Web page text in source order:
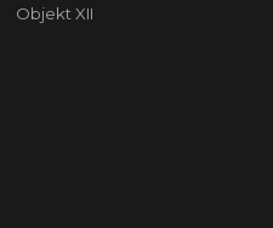
Objekt XII